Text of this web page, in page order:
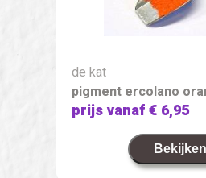
de kat
pigment ercolano
prijs vanaf€ 6,95
Bekijken